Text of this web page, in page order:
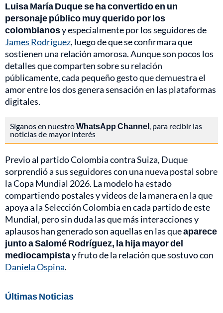
Luisa María Duque se ha convertido en un
personaje público muy querido por los
colombianosy especialmente por los seguidores de
James Rodríguez, luego de que se confirmara que
sostienen una relación amorosa. Aunque son pocos los
detalles que comparten sobre su relación
públicamente, cada pequeño gesto que demuestra el
amor entre los dos genera sensación en las plataformas
digitales.
Síganos en nuestroWhatsApp Channel, para recibir las
noticias de mayor interés
Previo al partido Colombia contra Suiza, Duque
sorprendió a sus seguidores con una nueva postal sobre
la Copa Mundial 2026. La modelo ha estado
compartiendo postales y videos de la manera en la que
apoya a la Selección Colombia en cada partido de este
Mundial, pero sin duda las que más interacciones y
aplausos han generado son aquellas en las queaparece
junto a Salomé Rodríguez, la hija mayor del
mediocampistay fruto de la relación que sostuvo con
Daniela Ospina.
Últimas Noticias